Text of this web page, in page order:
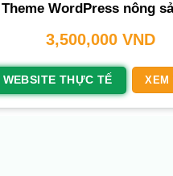
Theme WordPress nông
3,500,000 VND
WEBSITE THỰC TẾ XEM